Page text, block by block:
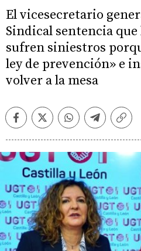
El vicesecretario
Sindical sentencia
sufren siniestros
ley de prevención» e
volver a la mesa
FacebookTwitterWhatsappTelegram